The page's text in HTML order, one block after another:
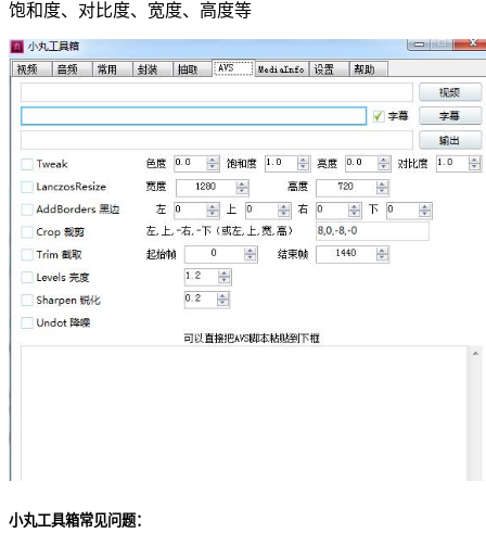
饱和度、对比度、宽度、高度等
小丸工具箱常见问题：